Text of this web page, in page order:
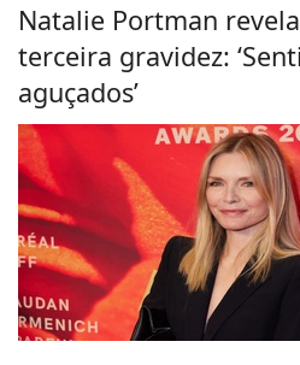
Natalie Portman
terceira gravidez:
aguçados’